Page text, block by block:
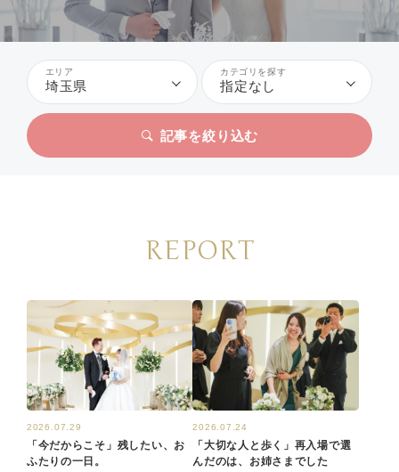
エリア
埼玉県
カテゴリを探す
指定なし
記事を絞り込む
REPORT
2026.07.29
「今だからこそ」残したい、お
ふたりの一日。
2026.07.24
「大切な人と歩く」再入場で選
んだのは、お姉さまでした